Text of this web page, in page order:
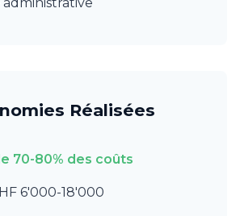
Réalisées
70-80% des coûts
6'000-18'000